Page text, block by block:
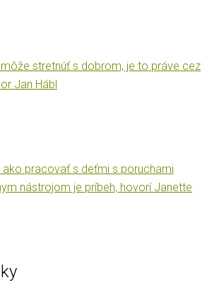
môže stretnúť s dobrom, je to práve cez
Jan Hábl
ako pracovať s deťmi s poruchami
nástrojom je príbeh, hovorí Janette